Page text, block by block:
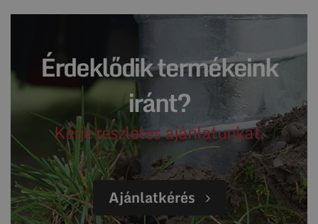
Érdeklődik termékeink
iránt?
Kérje részletes ajánlatunkat.
Ajánlatkérés